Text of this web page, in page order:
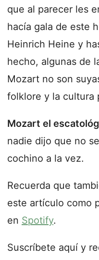
que al parecer les
hacía gala de este
Heinrich Heine y
hecho, algunas de
Mozart no son
folklore y la cultura
Mozart el
nadie dijo que no
cochino a la vez.
Recuerda que
este artículo como
en Spotify.
Suscríbete aquí y